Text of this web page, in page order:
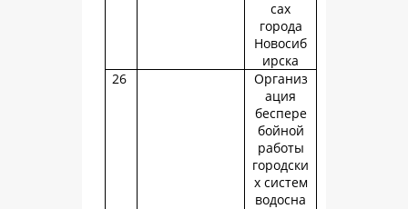
сах
города
Новосиб
ирска
26
Организ
ация
беспере
бойной
работы
городски
х систем
водосна